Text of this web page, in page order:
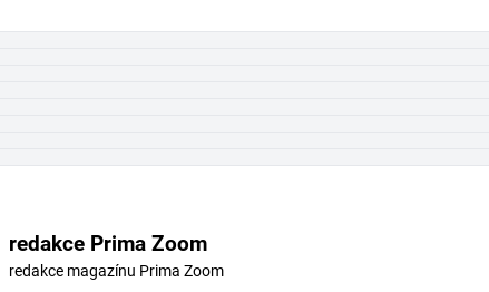
redakce Prima Zoom
redakce magazínu Prima Zoom